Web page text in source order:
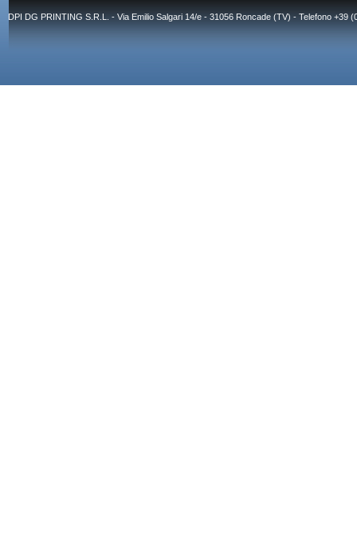
DPI DG PRINTING S.R.L. - Via Emilio Salgari 14/e - 31056 Roncade (TV) - Telefono